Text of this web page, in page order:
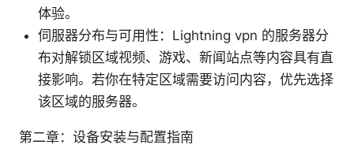
体验。
伺服器分布与可用性：Lightning vpn 的服务器分
布对解锁区域视频、游戏、新闻站点等内容具有直
接影响。若你在特定区域需要访问内容，优先选择
该区域的服务器。
第二章：设备安装与配置指南